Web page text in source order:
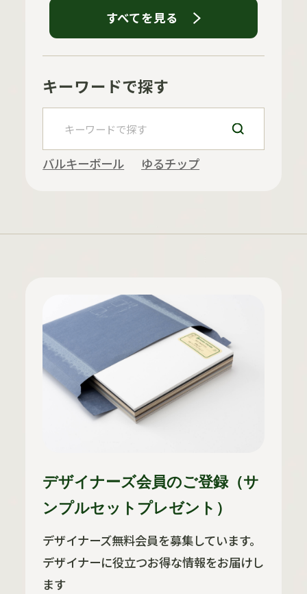
すべてを見る
キーワードで探す
バルキーボール ゆるチップ
デザイナーズ会員のご登録（サ
ンプルセットプレゼント）
デザイナーズ無料会員を募集しています。
デザイナーに役立つお得な情報をお届けし
ます